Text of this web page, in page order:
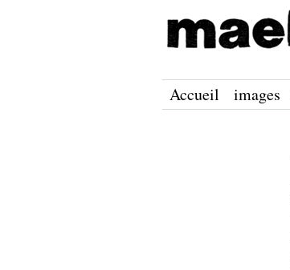
Accueil images